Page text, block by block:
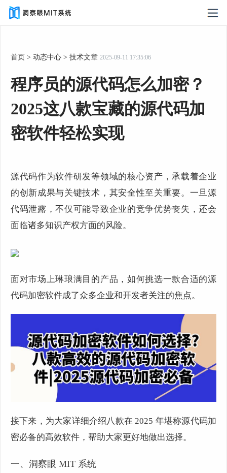
首页 > 动态中心 > 技术文章 2025-09-11 17:35:06
程序员的源代码怎么加密？
2025这八款宝藏的源代码加
密软件轻松实现
源代码作为软件研发等领域的核心资产，承载着企业
的创新成果与关键技术，其安全性至关重要。一旦源
代码泄露，不仅可能导致企业的竞争优势丧失，还会
面临诸多知识产权方面的风险。
面对市场上琳琅满目的产品，如何挑选一款合适的源
代码加密软件成了众多企业和开发者关注的焦点。
接下来，为大家详细介绍八款在 2025 年堪称源代码加
密必备的高效软件，帮助大家更好地做出选择。
一、洞察眼 MIT 系统